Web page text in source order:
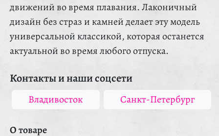
движений во время плавания. Лаконичный
дизайн без страз и камней делает эту модель
универсальной классикой, которая останется
актуальной во время любого отпуска.
Контакты и наши соцсети
Владивосток Санкт-Петербург
О товаре